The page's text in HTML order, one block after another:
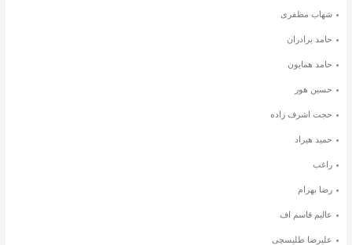
شهاب مظفری
حامد برادران
حامد همایون
حسین هور
حجت اشرف زاده
حمید هیراد
راغب
رضا بهرام
عالیم قاسم اف
علیرضا طلیسچی